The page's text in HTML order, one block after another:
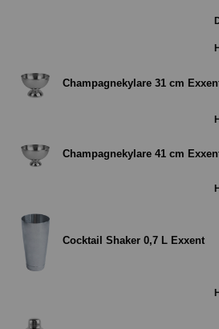
Champagnekylare 31 cm
Champagnekylare 41 cm
Cocktail Shaker 0,7 L Exxent